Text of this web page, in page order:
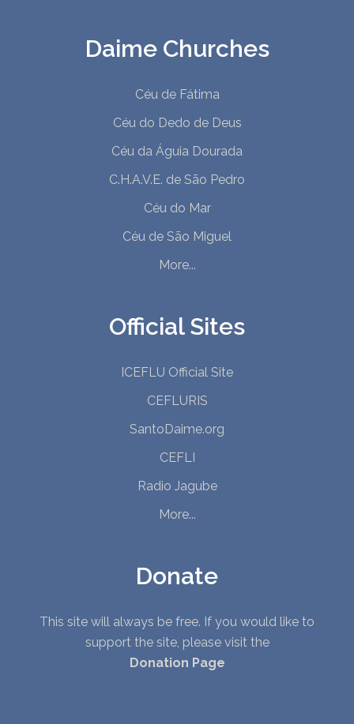
Daime Churches
Céu de Fátima
Céu do Dedo de Deus
Céu da Águia Dourada
C.H.A.V.E. de São Pedro
Céu do Mar
Céu de São Miguel
More...
Official Sites
ICEFLU Official Site
CEFLURIS
SantoDaime.org
CEFLI
Radio Jagube
More...
Donate
This site will always be free. If you would like to
support the site, please visit the
Donation Page